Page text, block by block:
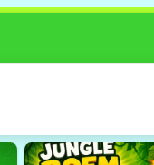
Dit spel werkt helaas